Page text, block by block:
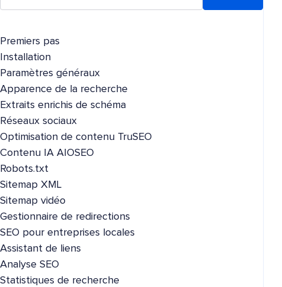
Premiers pas
Installation
Paramètres généraux
Apparence de la recherche
Extraits enrichis de schéma
Réseaux sociaux
Optimisation de contenu TruSEO
Contenu IA AIOSEO
Robots.txt
Sitemap XML
Sitemap vidéo
Gestionnaire de redirections
SEO pour entreprises locales
Assistant de liens
Analyse SEO
Statistiques de recherche